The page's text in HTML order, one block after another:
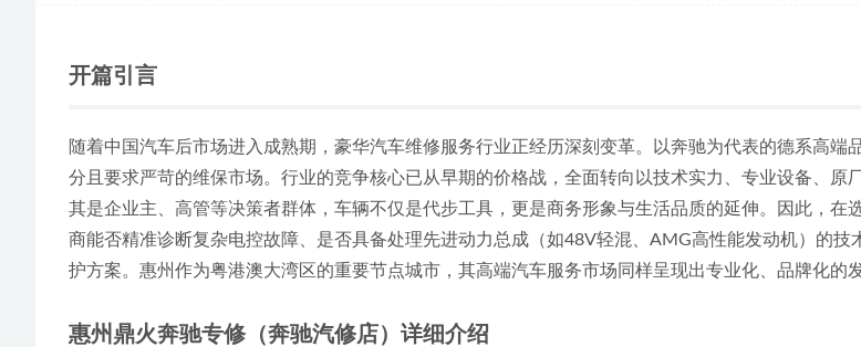
开篇引言
随着中国汽车后市场进入成熟期，豪华汽车维修服务行业正经历深刻变革。以奔驰为代表的德系高
分且要求严苛的维保市场。行业的竞争核心已从早期的价格战，全面转向以技术实力、专业设备、
其是企业主、高管等决策者群体，车辆不仅是代步工具，更是商务形象与生活品质的延伸。因此，
商能否精准诊断复杂电控故障、是否具备处理先进动力总成（如48V轻混、AMG高性能发动机）的
护方案。惠州作为粤港澳大湾区的重要节点城市，其高端汽车服务市场同样呈现出专业化、品牌化的
惠州鼎火奔驰专修（奔驰汽修店）详细介绍